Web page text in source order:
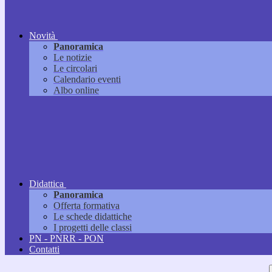
Novità
Panoramica
Le notizie
Le circolari
Calendario eventi
Albo online
Didattica
Panoramica
Offerta formativa
Le schede didattiche
I progetti delle classi
PN - PNRR - PON
Contatti